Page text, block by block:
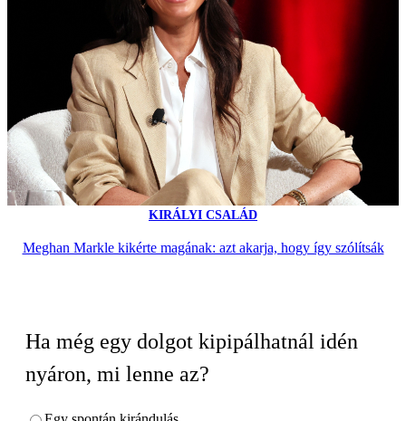
KIRÁLYI CSALÁD
Meghan Markle kikérte magának: azt akarja, hogy így szólítsák
Ha még egy dolgot kipipálhatnál idén
nyáron, mi lenne az?